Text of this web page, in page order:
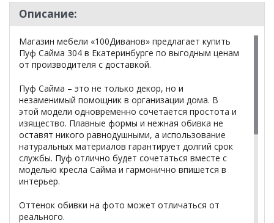
Описание:
Магазин мебели «100Диванов» предлагает купить
Пуф Сайма 304 в Екатеринбурге по выгодным ценам
от производителя с доставкой.
Пуф Сайма – это не только декор, но и
незаменимый помощник в организации дома. В
этой модели одновременно сочетается простота и
изящество. Плавные формы и нежная обивка не
оставят никого равнодушными, а использование
натуральных материалов гарантирует долгий срок
службы. Пуф отлично будет сочетаться вместе с
моделью кресла Сайма и гармонично впишется в
интерьер.
Оттенок обивки на фото может отличаться от
реального.